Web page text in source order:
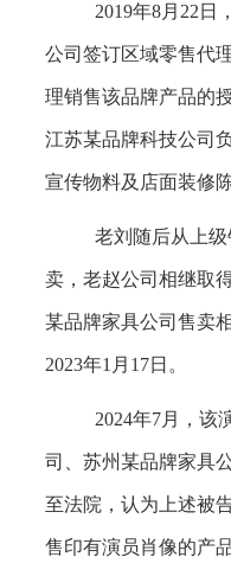
2019年8月22日
公司签订区域零售代
理销售该品牌产品的
江苏某品牌科技公司
宣传物料及店面装修
老刘随后从上
卖，老赵公司相继取
某品牌家具公司售卖
2023年1月17日。
2024年7月，该
司、苏州某品牌家具
至法院，认为上述被
售印有演员肖像的产